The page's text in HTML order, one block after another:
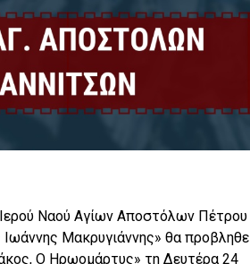
Ναού Αγίων Αποστόλων Πέτρου
Μακρυγιάννης» θα
Ο Ηρωομάρτυς» τη Δευτέρα 24